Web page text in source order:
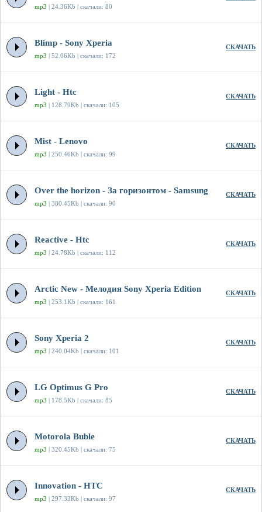
mp3 | 24.36Kb | скачали: 80
Blimp - Sony Xperia
mp3 | 52.06Kb | скачали: 172
СКАЧАТЬ
Light - Htc
mp3 | 128.79Kb | скачали: 105
СКАЧАТЬ
Mist - Lenovo
mp3 | 250.46Kb | скачали: 99
СКАЧАТЬ
Over the horizon - За горизонтом - Samsung
mp3 | 380.45Kb | скачали: 90
СКАЧАТЬ
Reactive - Htc
mp3 | 24.78Kb | скачали: 112
СКАЧАТЬ
Arctic New - Мелодия Sony Xperia Edition
mp3 | 253.1Kb | скачали: 161
СКАЧАТЬ
Sony Xperia 2
mp3 | 240.04Kb | скачали: 101
СКАЧАТЬ
LG Optimus G Pro
mp3 | 178.5Kb | скачали: 85
СКАЧАТЬ
Motorola Buble
mp3 | 320.45Kb | скачали: 75
СКАЧАТЬ
Innovation - HTC
mp3 | 297.33Kb | скачали: 97
СКАЧАТЬ